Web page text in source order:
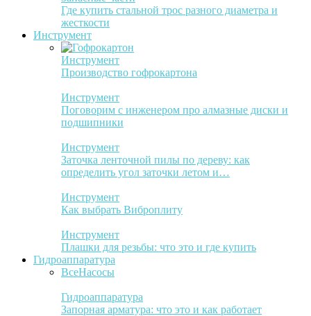
Где купить стальной трос разного диаметра и
жесткости
Инструмент
Инструмент
Производство гофрокартона
Инструмент
Поговорим с инженером про алмазные диски и
подшипники
Инструмент
Заточка ленточной пилы по дереву: как
определить угол заточки летом и…
Инструмент
Как выбрать Виброплиту
Инструмент
Плашки для резьбы: что это и где купить
Гидроаппаратура
ВсеНасосы
Гидроаппаратура
Запорная арматура: что это и как работает